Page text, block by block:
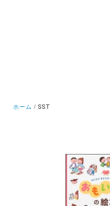
ホーム SST